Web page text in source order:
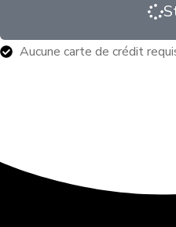
Aucune carte de crédit